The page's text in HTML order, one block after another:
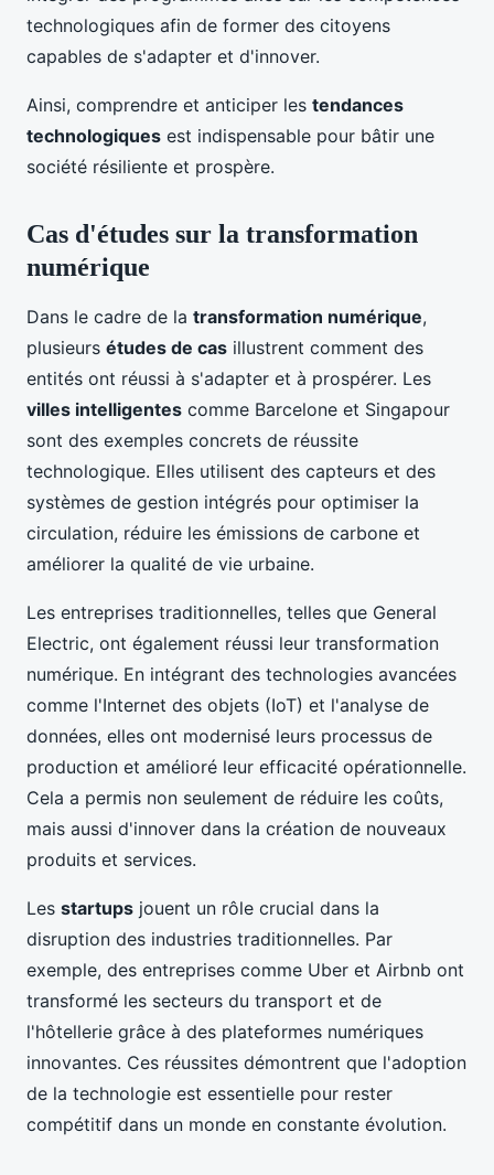
technologiques afin de former des citoyens
capables de s'adapter et d'innover.
Ainsi, comprendre et anticiper les tendances
technologiques est indispensable pour bâtir une
société résiliente et prospère.
Cas d'études sur la transformation
numérique
Dans le cadre de la transformation numérique,
plusieurs études de cas illustrent comment des
entités ont réussi à s'adapter et à prospérer. Les
villes intelligentes comme Barcelone et Singapour
sont des exemples concrets de réussite
technologique. Elles utilisent des capteurs et des
systèmes de gestion intégrés pour optimiser la
circulation, réduire les émissions de carbone et
améliorer la qualité de vie urbaine.
Les entreprises traditionnelles, telles que General
Electric, ont également réussi leur transformation
numérique. En intégrant des technologies avancées
comme l'Internet des objets (IoT) et l'analyse de
données, elles ont modernisé leurs processus de
production et amélioré leur efficacité opérationnelle.
Cela a permis non seulement de réduire les coûts,
mais aussi d'innover dans la création de nouveaux
produits et services.
Les startups jouent un rôle crucial dans la
disruption des industries traditionnelles. Par
exemple, des entreprises comme Uber et Airbnb ont
transformé les secteurs du transport et de
l'hôtellerie grâce à des plateformes numériques
innovantes. Ces réussites démontrent que l'adoption
de la technologie est essentielle pour rester
compétitif dans un monde en constante évolution.